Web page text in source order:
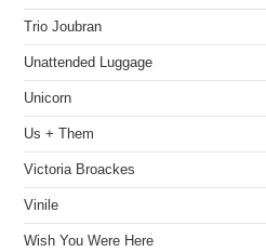
Trio Joubran
Unattended Luggage
Unicorn
Us + Them
Victoria Broackes
Vinile
Wish You Were Here